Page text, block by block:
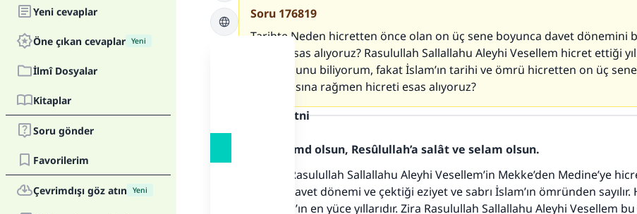
Yeni cevaplar
Öne çıkan cevaplar Yeni
İlmî Dosyalar
Kitaplar
Soru gönder
Favorilerim
Çevrimdışı göz atın Yeni
Soru 176819
Tarihte Neden hicretten önce olan on üç sene boyunca davet dönemini
hicreti esas alıyoruz? Rasulullah Sallallahu Aleyhi Vesellem hicret ettiği
yıl olduğunu biliyorum, fakat İslam’ın tarihi ve ömrü hicretten on üç
başlamasına rağmen hicreti esas alıyoruz?
Cevap metni
Allah'a hamd olsun, Resûlullah’a salât ve selam olsun.
Şüphesiz Rasulullah Sallallahu Aleyhi Vesellem’in Mekke’den Medine’ye
geçirdiği davet dönemi ve çektiği eziyet ve sabrı İslam’ın ömründen
yıllar İslam’ın en yüce yıllarıdır. Zira Rasulullah Sallallahu Aleyhi Vesellem